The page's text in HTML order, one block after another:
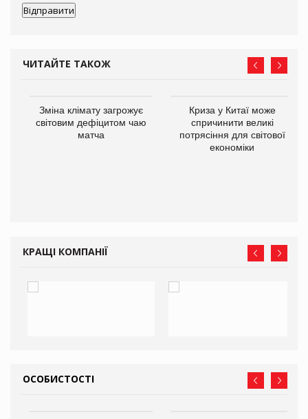
ЧИТАЙТЕ ТАКОЖ
Зміна клімату загрожує
світовим дефіцитом чаю
матча
Криза у Китаї може
спричинити великі
потрясіння для світової
економіки
КРАЩІ КОМПАНІЇ
ОСОБИСТОСТІ